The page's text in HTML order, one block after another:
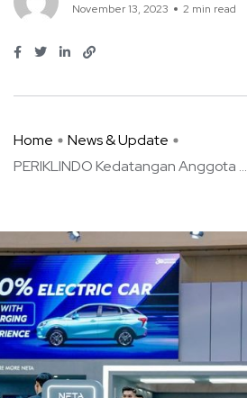
November 13, 2023 2 min read
Home
News & Update
PERIKLINDO Kedatangan Anggota ...